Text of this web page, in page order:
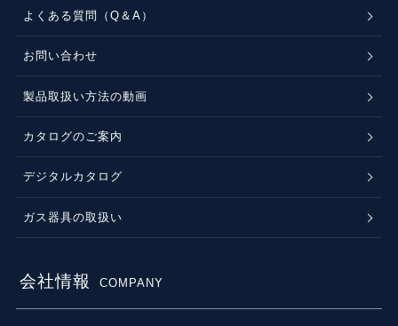
よくある質問（Q＆A）
お問い合わせ
製品取扱い方法の動画
カタログのご案内
デジタルカタログ
ガス器具の取扱い
会社情報 COMPANY